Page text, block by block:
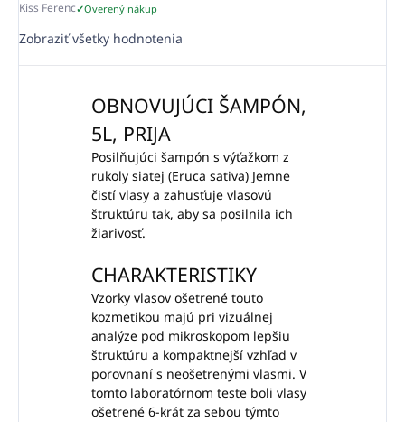
Kiss Ferenc Overený nákup
Zobraziť všetky hodnotenia
OBNOVUJÚCI ŠAMPÓN,
5L, PRIJA
Posilňujúci šampón s výťažkom z
rukoly siatej (Eruca sativa) Jemne
čistí vlasy a zahusťuje vlasovú
štruktúru tak, aby sa posilnila ich
žiarivosť.
CHARAKTERISTIKY
Vzorky vlasov ošetrené touto
kozmetikou majú pri vizuálnej
analýze pod mikroskopom lepšiu
štruktúru a kompaktnejší vzhľad v
porovnaní s neošetrenými vlasmi. V
tomto laboratórnom teste boli vlasy
ošetrené 6-krát za sebou týmto